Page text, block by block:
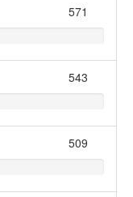
571
543
509